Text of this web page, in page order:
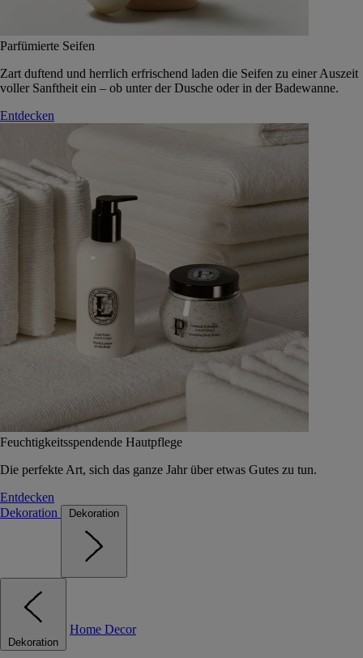
Parfümierte Seifen
Zart duftend und herrlich erfrischend laden die Seifen zu einer Auszeit
voller Sanftheit ein – ob unter der Dusche oder in der Badewanne.
Entdecken
Feuchtigkeitsspendende Hautpflege
Die perfekte Art, sich das ganze Jahr über etwas Gutes zu tun.
Entdecken
Dekoration
Dekoration
Dekoration
Home Decor